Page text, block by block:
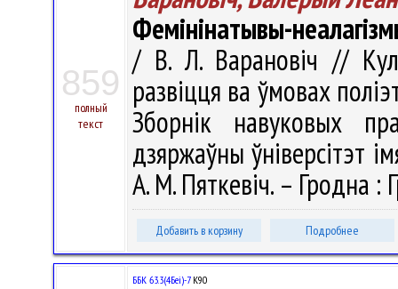
859
полный
текст
Фемінінатывы-
/ В. Л. Варановіч //
развіцця ва ўмовах
Зборнік навуковых
дзяржаўны ўніверсітэт
А. М. Пяткевіч. – Гродна
Добавить в корзину Подробнее
ББК 63.3(4Беі)-7К90